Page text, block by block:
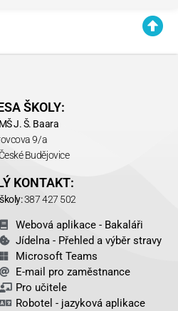
ŠKOLY:
J. Š. Baara
9/a
Budějovice
KONTAKT:
387 427 502
Webová aplikace - Bakaláři
Jídelna - Přehled a výběr stravy
Microsoft Teams
E-mail pro zaměstnance
Pro učitele
Robotel - jazyková aplikace